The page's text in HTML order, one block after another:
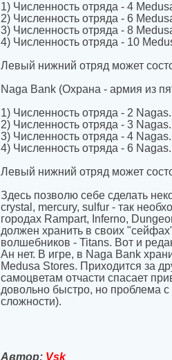
1) Численность отряда - 4
2) Численность отряда - 6
3) Численность отряда - 8
4) Численность отряда - 10
Левый нижний отряд может
Naga Bank (Охрана - армия из
1) Численность отряда - 2
2) Численность отряда - 3
3) Численность отряда - 4
4) Численность отряда - 6
Левый нижний отряд может
Здесь позволю себе сделать
crystal, mercury, sulfur - так
городах Rampart, Inferno,
должен хранить в своих
волшебников - Titans. Вот и
Ан нет. В игре, в Naga Bank
Medusa Stores. Приходится за
самоцветам отчасти спасает
довольно быстро, но проблема
сложности).
Автор: Vsk